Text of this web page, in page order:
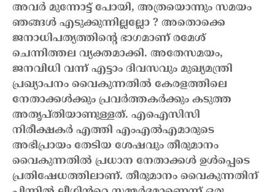
അവർ മുന്നോട്ട് പോയി, അത്രയൊന്നും സമയം
ഞങ്ങൾ എടുക്കുന്നില്ലല്ലോ ? അതൊക്കെ
ജനാധിപത്യത്തിന്റെ ഭാഗമാണ് രമേശ്
ചെന്നിത്തല വ്യക്തമാക്കി. അതേസമയം,
ജനവിധി വന്ന് എട്ടാം ദിവസവും മുഖ്യമന്ത്രി
പ്രഖ്യാപനം വൈകുന്നതിൽ കേരളത്തിലെ
നേതാക്കൾക്കും പ്രവർത്തകർക്കും കടുത്ത
അതൃപ്തിയാണുള്ളത്. എഐസിസി
നിരീക്ഷകർ എത്തി എംഎൽഎമാരുടെ
അഭിപ്രായം തേടിയ ശേഷവും തീരുമാനം
വൈകുന്നതിൽ പ്രധാന നേതാക്കൾ ഉൾപ്പെടെ
പ്രതിഷേധത്തിലാണ്. തീരുമാനം വൈകുന്നതിന്